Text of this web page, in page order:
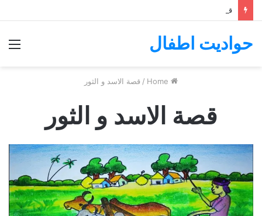
قصة ال ياسر
حواديت اطفال
/ قصة الاسد و الثور
قصة الاسد و الثور